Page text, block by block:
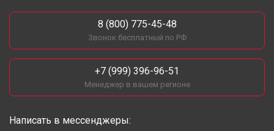
8 (800) 775-45-48
Звонок бесплатный по РФ
+7 (999) 396-96-51
Менеджер в вашем регионе
Написать в мессенджеры: